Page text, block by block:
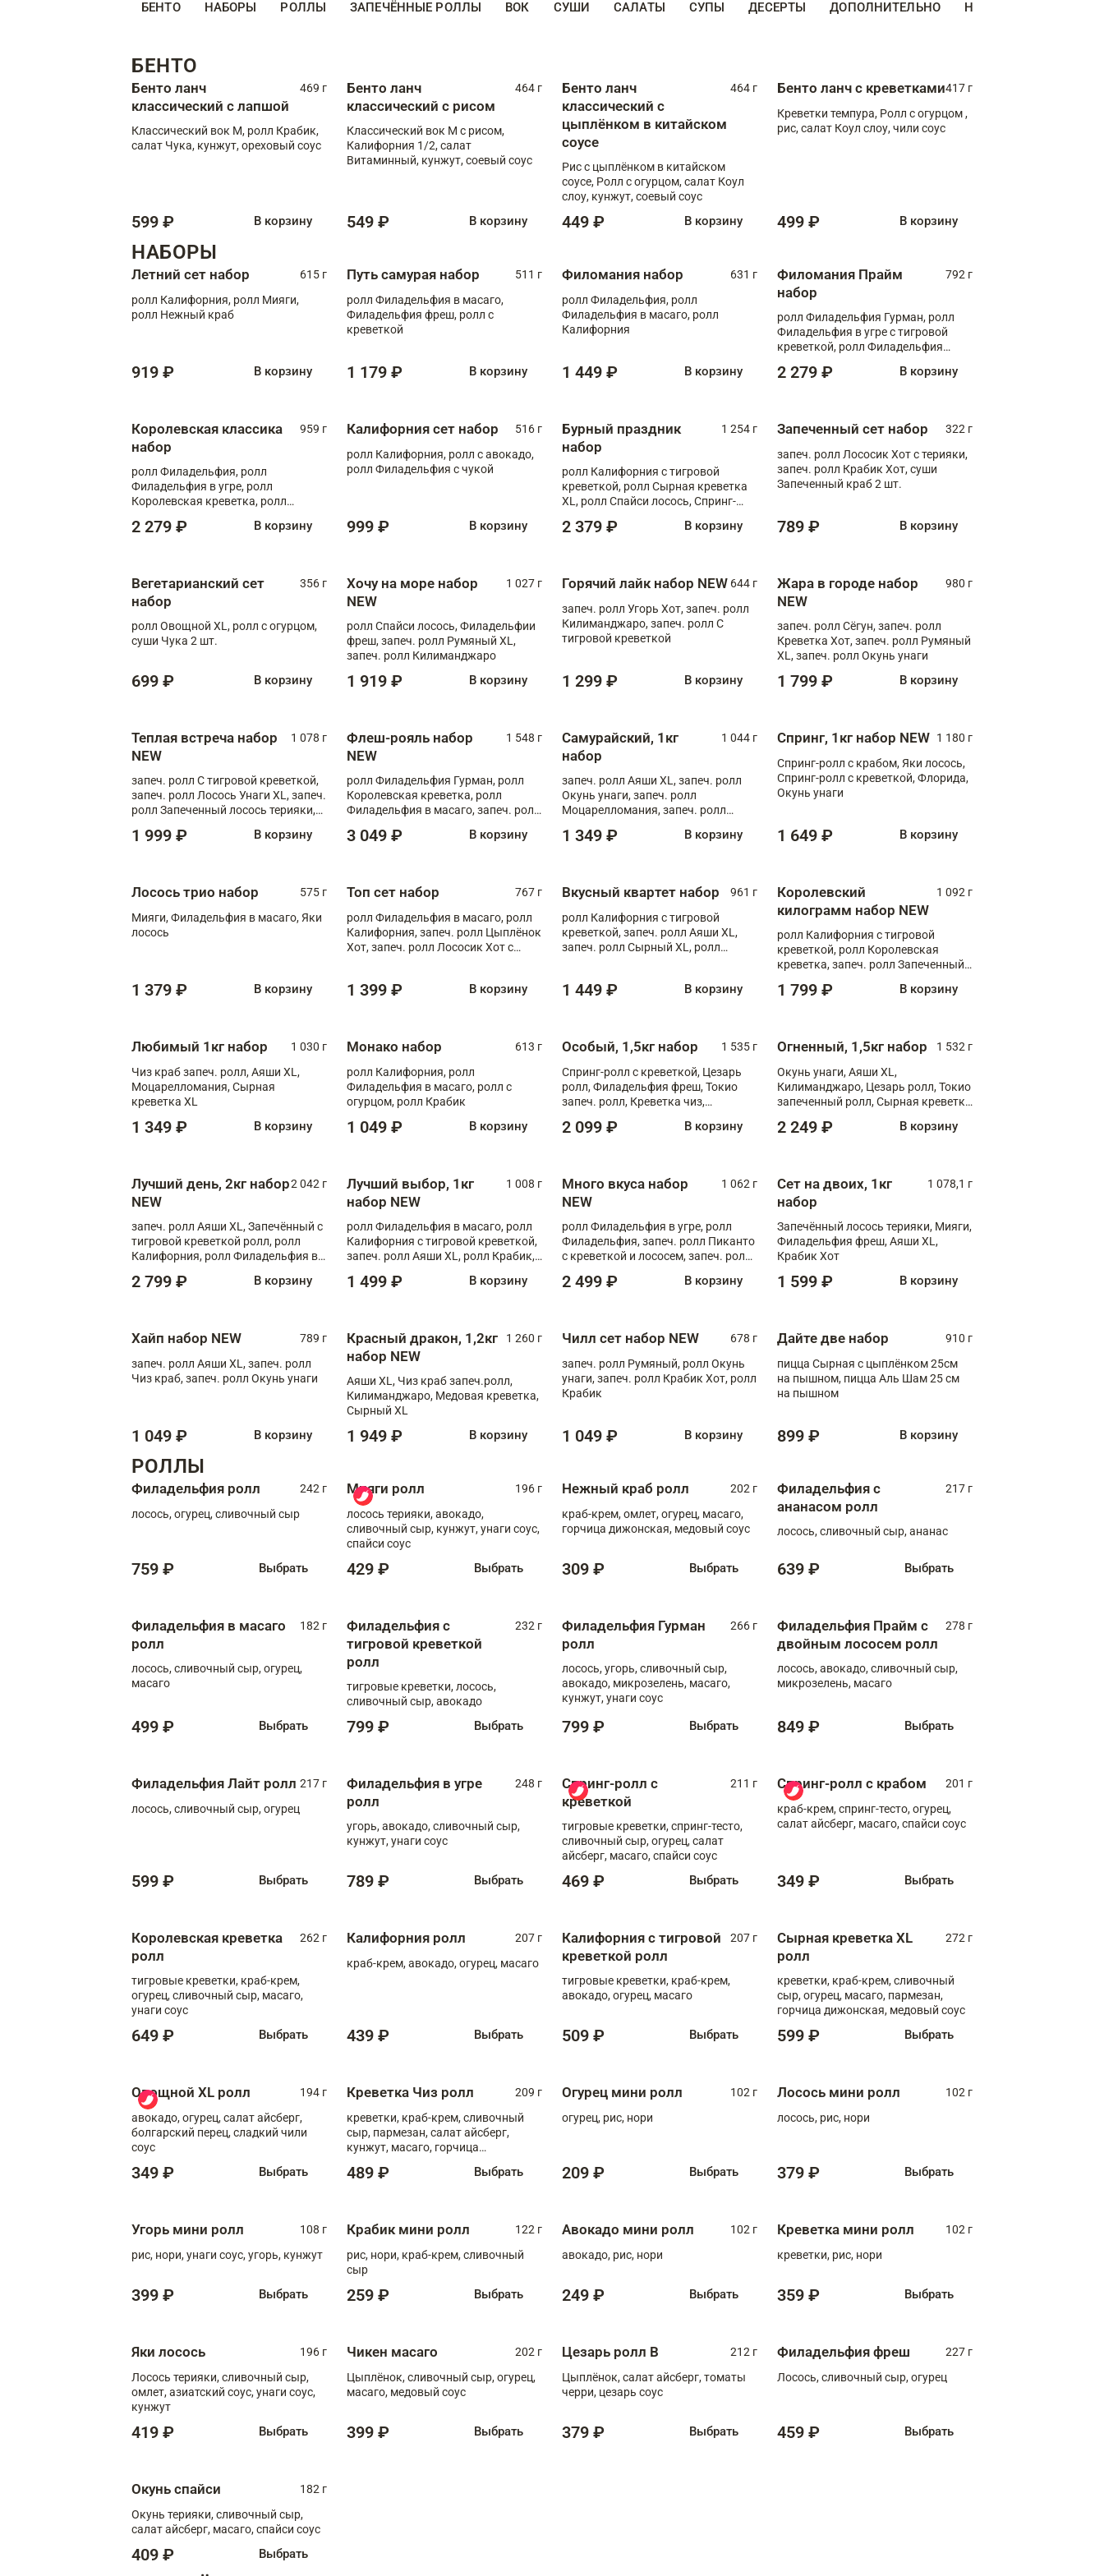
БЕНТО НАБОРЫ РОЛЛЫ ЗАПЕЧЁННЫЕ РОЛЛЫ ВОК СУШИ САЛАТЫ СУПЫ ДЕСЕРТЫ ДОПОЛНИТЕЛЬНО НАПИТКИ
БЕНТО
Бенто ланч
классический с лапшой
469 г
Классический вок М, ролл Крабик,
салат Чука, кунжут, ореховый соус
599 ₽ В корзину
Бенто ланч
классический с рисом
464 г
Классический вок М с рисом,
Калифорния 1/2, салат
Витаминный, кунжут, соевый соус
549 ₽ В корзину
Бенто ланч
классический с
цыплёнком в китайском
соусе
464 г
Рис с цыплёнком в китайском
соусе, Ролл с огурцом, салат Коул
слоу, кунжут, соевый соус
449 ₽ В корзину
Бенто ланч с креветками417 г
Креветки темпура, Ролл с огурцом ,
рис, салат Коул слоу, чили соус
499 ₽ В корзину
НАБОРЫ
Летний сет набор
615 г
ролл Калифорния, ролл Мияги,
ролл Нежный краб
919 ₽ В корзину
Путь самурая набор
511 г
ролл Филадельфия в масаго,
Филадельфия фреш, ролл с
креветкой
1 179 ₽ В корзину
Филомания набор
631 г
ролл Филадельфия, ролл
Филадельфия в масаго, ролл
Калифорния
1 449 ₽ В корзину
Филомания Прайм
набор
792 г
ролл Филадельфия Гурман, ролл
Филадельфия в угре с тигровой
креветкой, ролл Филадельфия
2 279 ₽ В корзину
Королевская классика
набор
959 г
ролл Филадельфия, ролл
Филадельфия в угре, ролл
Королевская креветка, ролл
2 279 ₽ В корзину
Калифорния сет набор
516 г
ролл Калифорния, ролл с авокадо,
ролл Филадельфия с чукой
999 ₽ В корзину
Бурный праздник
набор
1 254 г
ролл Калифорния с тигровой
креветкой, ролл Сырная креветка
XL, ролл Спайси лосось, Спринг-
Медовая креветка
2 379 ₽ В корзину
Запеченный сет набор
322 г
запеч. ролл Лососик Хот с терияки,
запеч. ролл Крабик Хот, суши
Запеченный краб 2 шт.
789 ₽ В корзину
Вегетарианский сет
набор
356 г
ролл Овощной XL, ролл с огурцом,
суши Чука 2 шт.
699 ₽ В корзину
Хочу на море набор
NEW
1 027 г
ролл Спайси лосось, Филадельфии
фреш, запеч. ролл Румяный XL,
запеч. ролл Килиманджаро
1 919 ₽ В корзину
Горячий лайк набор NEW 644 г
запеч. ролл Угорь Хот, запеч. ролл
Килиманджаро, запеч. ролл С
тигровой креветкой
1 299 ₽ В корзину
Жара в городе набор
NEW
980 г
запеч. ролл Сёгун, запеч. ролл
Креветка Хот, запеч. ролл Румяный
XL, запеч. ролл Окунь унаги
1 799 ₽ В корзину
Теплая встреча набор
NEW
1 078 г
запеч. ролл С тигровой креветкой,
запеч. ролл Лосось Унаги XL, запеч.
ролл Запеченный лосось терияки,
1 999 ₽ В корзину
Флеш-рояль набор
NEW
1 548 г
ролл Филадельфия Гурман, ролл
Королевская креветка, ролл
Филадельфия в масаго, запеч. ролл
Тигровая креветка с моцареллой,
3 049 ₽ В корзину
Самурайский, 1кг
набор
1 044 г
запеч. ролл Аяши XL, запеч. ролл
Окунь унаги, запеч. ролл
Моцарелломания, запеч. ролл
1 349 ₽ В корзину
Спринг, 1кг набор NEW 1 180 г
Спринг-ролл с крабом, Яки лосось,
Спринг-ролл с креветкой, Флорида,
Окунь унаги
1 649 ₽ В корзину
Лосось трио набор
575 г
Мияги, Филадельфия в масаго, Яки
лосось
1 379 ₽ В корзину
Топ сет набор
767 г
ролл Филадельфия в масаго, ролл
Калифорния, запеч. ролл Цыплёнок
Хот, запеч. ролл Лососик Хот с
1 399 ₽ В корзину
Вкусный квартет набор
961 г
ролл Калифорния с тигровой
креветкой, запеч. ролл Аяши XL,
запеч. ролл Сырный XL, ролл
1 449 ₽ В корзину
Королевский
килограмм набор NEW
1 092 г
ролл Калифорния с тигровой
креветкой, ролл Королевская
креветка, запеч. ролл Запеченный
XL, запеч. ролл Крабик Хот
1 799 ₽ В корзину
Любимый 1кг набор
1 030 г
Чиз краб запеч. ролл, Аяши XL,
Моцарелломания, Сырная
креветка XL
1 349 ₽ В корзину
Монако набор
613 г
ролл Калифорния, ролл
Филадельфия в масаго, ролл с
огурцом, ролл Крабик
1 049 ₽ В корзину
Особый, 1,5кг набор
1 535 г
Спринг-ролл с креветкой, Цезарь
ролл, Филадельфия фреш, Токио
запеч. ролл, Креветка чиз,
Флорида
2 099 ₽ В корзину
Огненный, 1,5кг набор
1 532 г
Окунь унаги, Аяши XL,
Килиманджаро, Цезарь ролл, Токио
запеченный ролл, Сырная креветка
2 249 ₽ В корзину
Лучший день, 2кг набор
NEW
2 042 г
запеч. ролл Аяши XL, Запечённый с
тигровой креветкой ролл, ролл
Калифорния, ролл Филадельфия в
запеч. ролл Моцарелломания, ролл
2 799 ₽ В корзину
Лучший выбор, 1кг
набор NEW
1 008 г
ролл Филадельфия в масаго, ролл
Калифорния с тигровой креветкой,
запеч. ролл Аяши XL, ролл Крабик,
1 499 ₽ В корзину
Много вкуса набор
NEW
1 062 г
ролл Филадельфия в угре, ролл
Филадельфия, запеч. ролл Пиканто
с креветкой и лососем, запеч. ролл
2 499 ₽ В корзину
Сет на двоих, 1кг
набор
1 078,1 г
Запечённый лосось терияки, Мияги,
Филадельфия фреш, Аяши XL,
Крабик Хот
1 599 ₽ В корзину
Хайп набор NEW
789 г
запеч. ролл Аяши XL, запеч. ролл
Чиз краб, запеч. ролл Окунь унаги
1 049 ₽ В корзину
Красный дракон, 1,2кг
набор NEW
1 260 г
Аяши XL, Чиз краб запеч.ролл,
Килиманджаро, Медовая креветка,
Сырный XL
1 949 ₽ В корзину
Чилл сет набор NEW
678 г
запеч. ролл Румяный, ролл Окунь
унаги, запеч. ролл Крабик Хот, ролл
Крабик
1 049 ₽ В корзину
Дайте две набор
910 г
пицца Сырная с цыплёнком 25см
на пышном, пицца Аль Шам 25 см
на пышном
899 ₽ В корзину
РОЛЛЫ
Филадельфия ролл
242 г
лосось, огурец, сливочный сыр
759 ₽ Выбрать
Мияги ролл
196 г
лосось терияки, авокадо,
сливочный сыр, кунжут, унаги соус,
спайси соус
429 ₽ Выбрать
Нежный краб ролл
202 г
краб-крем, омлет, огурец, масаго,
горчица дижонская, медовый соус
309 ₽ Выбрать
Филадельфия с
ананасом ролл
217 г
лосось, сливочный сыр, ананас
639 ₽ Выбрать
Филадельфия в масаго
ролл
182 г
лосось, сливочный сыр, огурец,
масаго
499 ₽ Выбрать
Филадельфия с
тигровой креветкой
ролл
232 г
тигровые креветки, лосось,
сливочный сыр, авокадо
799 ₽ Выбрать
Филадельфия Гурман
ролл
266 г
лосось, угорь, сливочный сыр,
авокадо, микрозелень, масаго,
кунжут, унаги соус
799 ₽ Выбрать
Филадельфия Прайм с
двойным лососем ролл
278 г
лосось, авокадо, сливочный сыр,
микрозелень, масаго
849 ₽ Выбрать
Филадельфия Лайт ролл 217 г
лосось, сливочный сыр, огурец
599 ₽ Выбрать
Филадельфия в угре
ролл
248 г
угорь, авокадо, сливочный сыр,
кунжут, унаги соус
789 ₽ Выбрать
Спринг-ролл с
креветкой
211 г
тигровые креветки, спринг-тесто,
сливочный сыр, огурец, салат
айсберг, масаго, спайси соус
469 ₽ Выбрать
Спринг-ролл с крабом
201 г
краб-крем, спринг-тесто, огурец,
салат айсберг, масаго, спайси соус
349 ₽ Выбрать
Королевская креветка
ролл
262 г
тигровые креветки, краб-крем,
огурец, сливочный сыр, масаго,
унаги соус
649 ₽ Выбрать
Калифорния ролл
207 г
краб-крем, авокадо, огурец, масаго
439 ₽ Выбрать
Калифорния с тигровой
креветкой ролл
207 г
тигровые креветки, краб-крем,
авокадо, огурец, масаго
509 ₽ Выбрать
Сырная креветка XL
ролл
272 г
креветки, краб-крем, сливочный
сыр, огурец, масаго, пармезан,
горчица дижонская, медовый соус
599 ₽ Выбрать
Овощной XL ролл
194 г
авокадо, огурец, салат айсберг,
болгарский перец, сладкий чили
соус
349 ₽ Выбрать
Креветка Чиз ролл
209 г
креветки, краб-крем, сливочный
сыр, пармезан, салат айсберг,
кунжут, масаго, горчица
489 ₽ Выбрать
Огурец мини ролл
102 г
огурец, рис, нори
209 ₽ Выбрать
Лосось мини ролл
102 г
лосось, рис, нори
379 ₽ Выбрать
Угорь мини ролл
108 г
рис, нори, унаги соус, угорь, кунжут
399 ₽ Выбрать
Крабик мини ролл
122 г
рис, нори, краб-крем, сливочный
сыр
259 ₽ Выбрать
Авокадо мини ролл
102 г
авокадо, рис, нори
249 ₽ Выбрать
Креветка мини ролл
102 г
креветки, рис, нори
359 ₽ Выбрать
Яки лосось
196 г
Лосось терияки, сливочный сыр,
омлет, азиатский соус, унаги соус,
кунжут
419 ₽ Выбрать
Чикен масаго
202 г
Цыплёнок, сливочный сыр, огурец,
масаго, медовый соус
399 ₽ Выбрать
Цезарь ролл В
212 г
Цыплёнок, салат айсберг, томаты
черри, цезарь соус
379 ₽ Выбрать
Филадельфия фреш
227 г
Лосось, сливочный сыр, огурец
459 ₽ Выбрать
Окунь спайси
182 г
Окунь терияки, сливочный сыр,
салат айсберг, масаго, спайси соус
409 ₽ Выбрать